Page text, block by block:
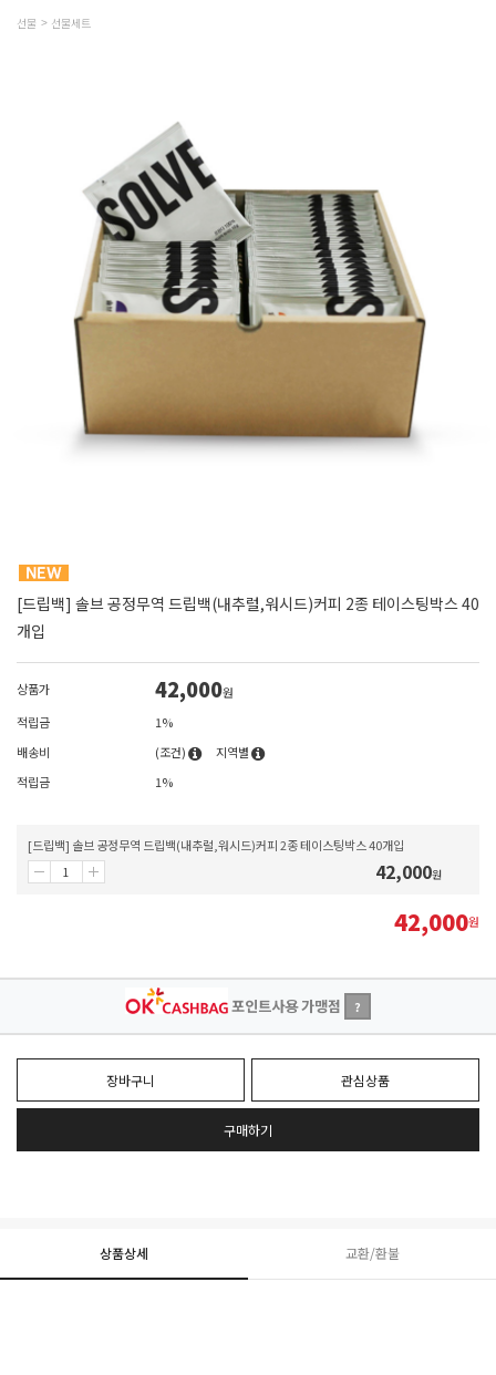
선물 선물세트
[드립백] 솔브 공정무역 드립백(내추럴,워시드)커피 2종 테이스팅박스 40
개입
상품가 42,000원
적립금
1%
배송비
(조건)
지역별
적립금
1%
[드립백] 솔브 공정무역 드립백(내추럴,워시드)커피 2종 테이스팅박스 40개입
42,000원
42,000원
포인트사용 가맹점 ?
장바구니 관심상품
구매하기
상품상세 교환/환불